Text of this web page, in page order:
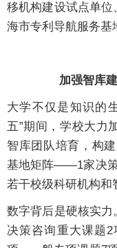
移机构建设试点单
海市专利导航服务基
加强智库
大学不仅是知识的
五”期间，学校大力
智库团队培育，构
基地矩阵——1家决策
若干校级科研机构和
数字背后是硬核实
决策咨询重大课题